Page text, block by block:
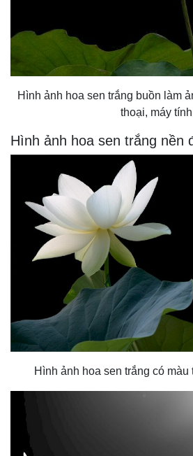
Hình ảnh hoa sen trắng buồn làm
thoại, máy tính
Hình ảnh hoa sen trắng nền
Hình ảnh hoa sen trắng có màu